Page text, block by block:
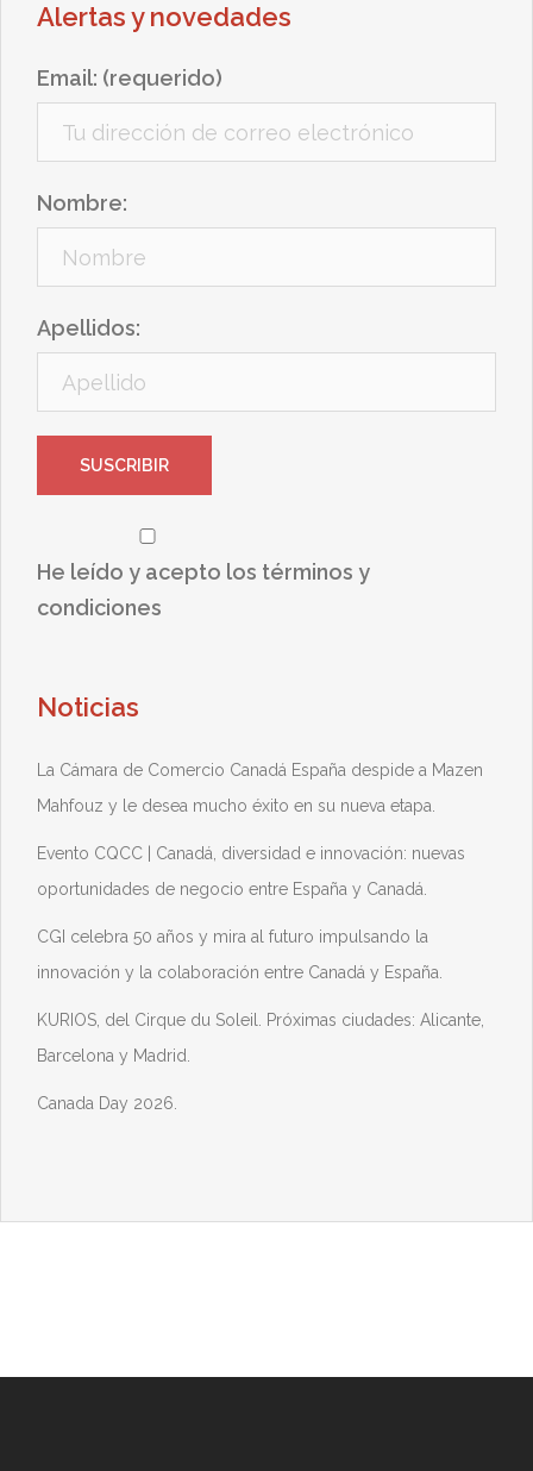
Alertas y novedades
Email: (requerido)
Nombre:
Apellidos:
He leído y acepto los términos y
condiciones
Noticias
La Cámara de Comercio Canadá España despide a Mazen
Mahfouz y le desea mucho éxito en su nueva etapa.
Evento CQCC | Canadá, diversidad e innovación: nuevas
oportunidades de negocio entre España y Canadá.
CGI celebra 50 años y mira al futuro impulsando la
innovación y la colaboración entre Canadá y España.
KURIOS, del Cirque du Soleil. Próximas ciudades: Alicante,
Barcelona y Madrid.
Canada Day 2026.